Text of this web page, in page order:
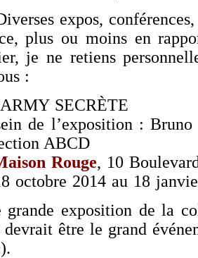
expos, c
plus ou moins en
je ne retiens
:
SECRÈTE
de l’exposition :
ABCD
Rouge, 10
octobre 2014 au 18
grande exposition de la
devrait être le grand